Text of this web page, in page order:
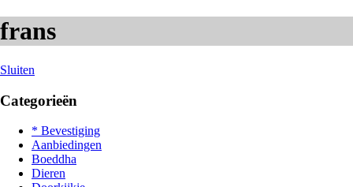
frans
Sluiten
Categorieën
* Bevestiging
Aanbiedingen
Boeddha
Dieren